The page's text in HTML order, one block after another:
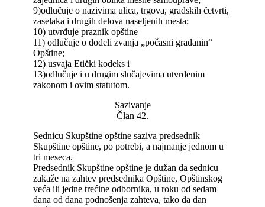
9)odlučuje o nazivima ulica, trgova, gradskih četvrti,
zaselaka i drugih delova naseljenih mesta;
10) utvrđuje praznik opštine
11) odlučuje o dodeli zvanja „počasni građanin“
Opštine;
12) usvaja Etički kodeks i
13)odlučuje i u drugim slučajevima utvrđenim
zakonom i ovim statutom.
Sazivanje
Član 42.
Sednicu Skupštine opštine saziva predsednik
Skupštine opštine, po potrebi, a najmanje jednom u
tri meseca.
Predsednik Skupštine opštine je dužan da sednicu
zakaže na zahtev predsednika Opštine, Opštinskog
veća ili jedne trećine odbornika, u roku od sedam
dana od dana podnošenja zahteva, tako da dan